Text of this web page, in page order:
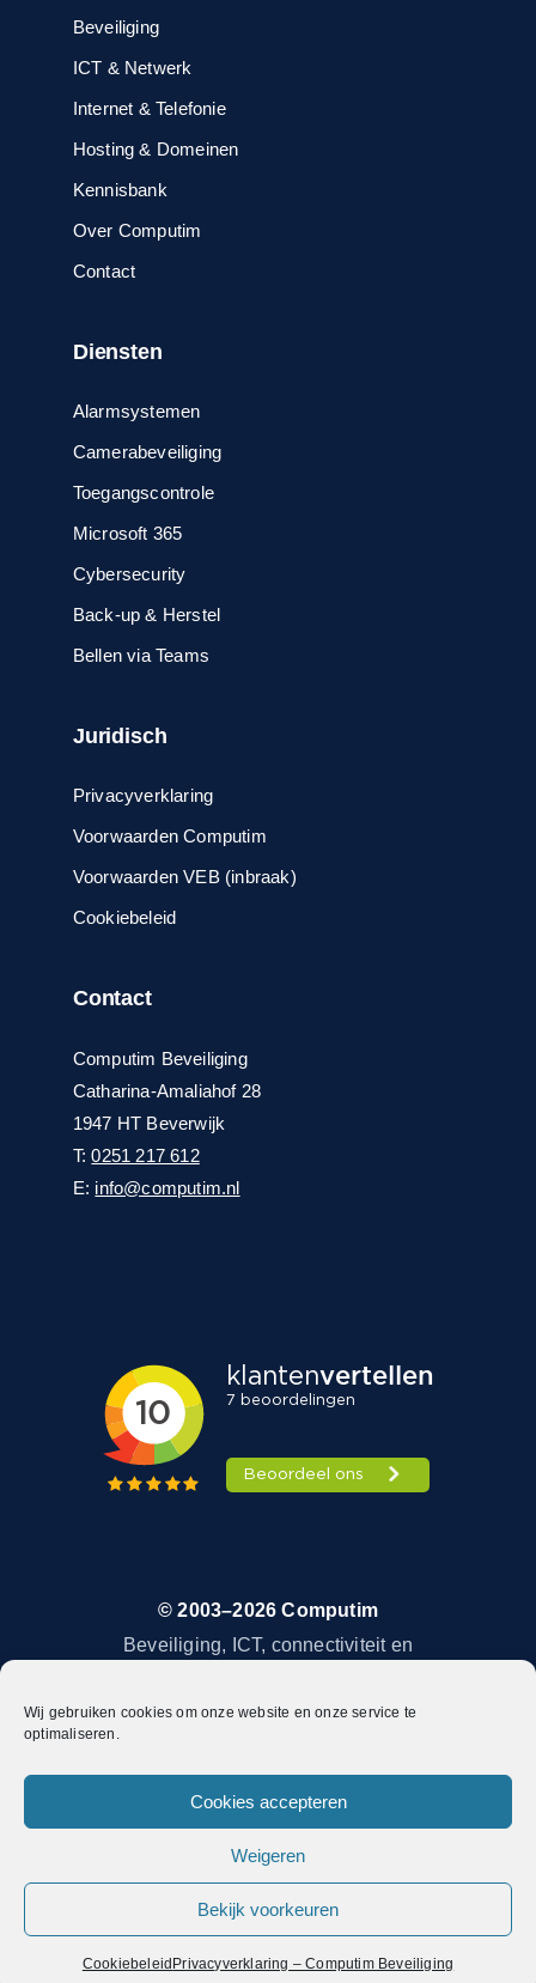
Wij gebruiken cookies om onze website en onze service te
optimaliseren.
Cookies accepteren
Weigeren
Bekijk voorkeuren
Cookiebeleid Privacyverklaring – Computim Beveiliging
Beveiliging
ICT & Netwerk
Internet & Telefonie
Hosting & Domeinen
Kennisbank
Over Computim
Contact
Diensten
Alarmsystemen
Camerabeveiliging
Toegangscontrole
Microsoft 365
Cybersecurity
Back-up & Herstel
Bellen via Teams
Juridisch
Privacyverklaring
Voorwaarden Computim
Voorwaarden VEB (inbraak)
Cookiebeleid
Contact
Computim Beveiliging
Catharina-Amaliahof 28
1947 HT Beverwijk
T:0251 217 612
E: info@computim.nl
© 2003–2026 Computim
Beveiliging, ICT, connectiviteit en
Alkmaar
IJmuiden & Velsen